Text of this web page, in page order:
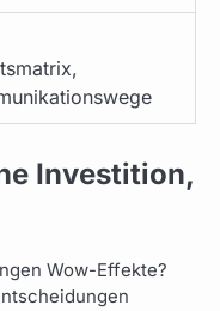
Investition,
Wow-Effekte?